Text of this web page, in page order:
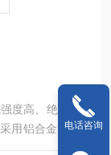
度高、绝缘性能
用铝合金导管作
小巧，安装维修
电话咨询